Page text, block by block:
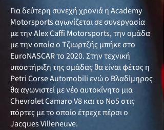
Για δεύτερη συνεχή χρονιά η Academy
Motorsports αγωνίζεται σε συνεργασία
με την Alex Caffi Motorsports, την ομάδα
με την οποία ο Τζιωρτζής μπήκε στο
EuroNASCAR το 2020. Στην τεχνική
υποστήριξη της ομάδας θα είναι φέτος η
Petri Corse Automobili ενώ ο Βλαδίμηρος
θα αγωνιστεί με νέο αυτοκίνητο μια
Chevrolet Camaro V8 και το Νο5 στις
πόρτες με το οποίο έτρεχε πέρσι ο
Jacques Villeneuve.